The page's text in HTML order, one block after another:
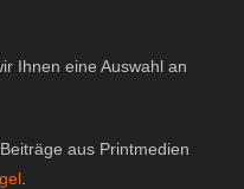
Ihnen eine Auswahl an
aus Printmedien